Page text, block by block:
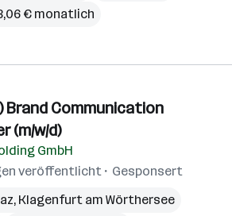
€ monatlich
Brand Communication
(m/w/d)
GmbH
veröffentlicht
Gesponsert
, Klagenfurt am Wörthersee